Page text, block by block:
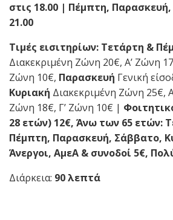
στις 18.00 | Πέμπτη,
21.00
Τιμές εισιτηρίων: Τετάρτη &
Διακεκριμένη Ζώνη 20€, Α’ Ζώνη
Ζώνη 10€, Παρασκευή Γενική
Κυριακή Διακεκριμένη Ζώνη 25€,
Ζώνη 18€, Γ’ Ζώνη 10€ |
28 ετών) 12€, Άνω των 65 ετών:
Πέμπτη, Παρασκευή, Σάββατο,
Άνεργοι, ΑμεΑ & συνοδοί 5€,
Διάρκεια: 90 λεπτά